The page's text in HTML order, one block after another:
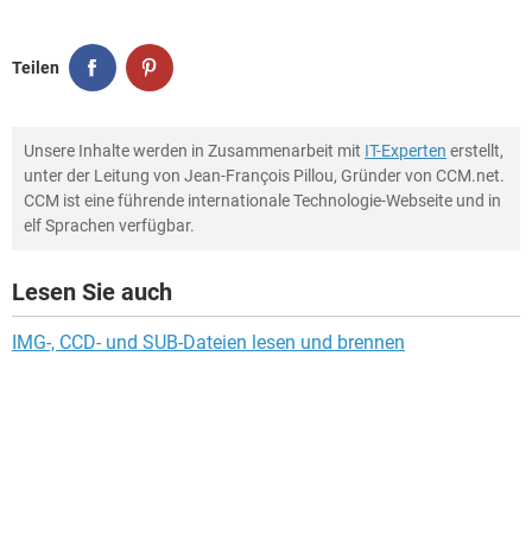
Teilen
Unsere Inhalte werden in Zusammenarbeit mit IT-Experten erstellt,
unter der Leitung von Jean-François Pillou, Gründer von CCM.net.
CCM ist eine führende internationale Technologie-Webseite und in
elf Sprachen verfügbar.
Lesen Sie auch
IMG-, CCD- und SUB-Dateien lesen und brennen